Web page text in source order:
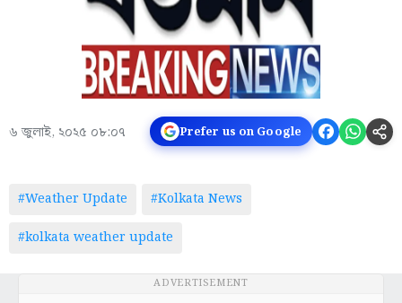
৬ জুলাই, ২০২৫ ০৮:০৭ Prefer us on Google
#Weather Update
#Kolkata News
#kolkata weather update
ADVERTISEMENT